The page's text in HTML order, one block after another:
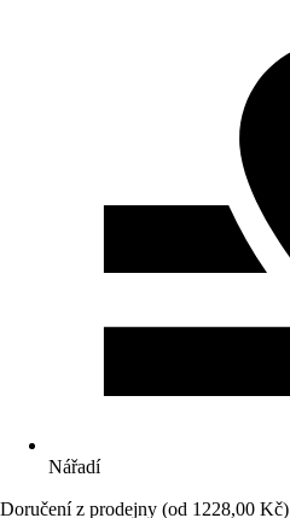
Nářadí
Doručení z prodejny (od 1228,00 Kč)